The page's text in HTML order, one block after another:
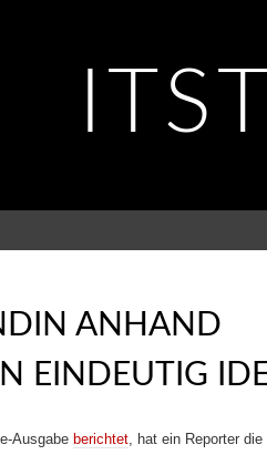
ANHAND
EINDEUTIG
Ausgabe berichtet, hat ein Reporter